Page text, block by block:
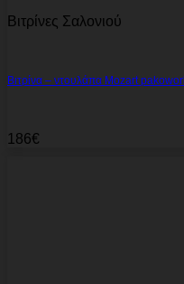
Βιτρίνες Σαλονιού
Βιτρίνα – ντουλάπα Mozart
186€